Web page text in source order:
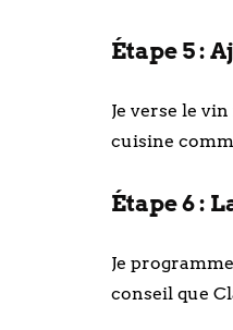
Étape 5 :
Je verse le
cuisine
Étape 6 :
Je
conseil que